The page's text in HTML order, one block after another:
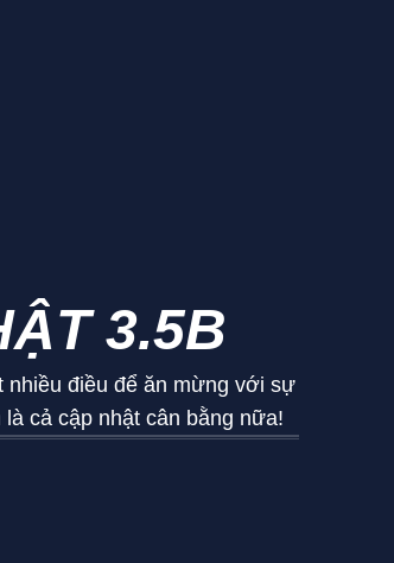
3.5B
nhiều điều để ăn mừng với sự
cả cập nhật cân bằng nữa!